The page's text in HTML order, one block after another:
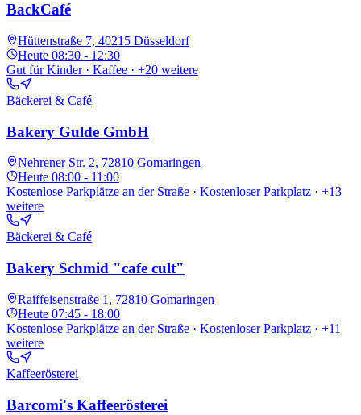
BackCafé
Hüttenstraße 7, 40215 Düsseldorf
Heute 08:30 - 12:30
Gut für Kinder · Kaffee · +20 weitere
Bäckerei & Café
Bakery Gulde GmbH
Nehrener Str. 2, 72810 Gomaringen
Heute 08:00 - 11:00
Kostenlose Parkplätze an der Straße · Kostenloser Parkplatz · +13
weitere
Bäckerei & Café
Bakery Schmid "cafe cult"
Raiffeisenstraße 1, 72810 Gomaringen
Heute 07:45 - 18:00
Kostenlose Parkplätze an der Straße · Kostenloser Parkplatz · +11
weitere
Kaffeerösterei
Barcomi's Kaffeerösterei